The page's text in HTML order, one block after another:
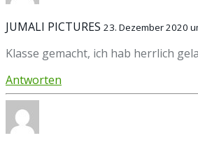
JUMALI PICTURES 23. Dezember 2020
Klasse gemacht, ich hab herrlich
Antworten